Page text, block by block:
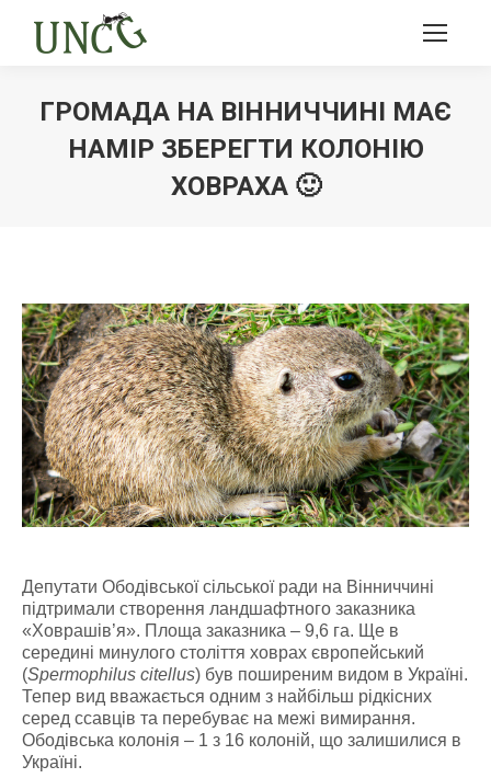
ГРОМАДА НА ВІННИЧЧИНІ МАЄ
НАМІР ЗБЕРЕГТИ КОЛОНІЮ
ХОВРАХА 🙂
Депутати Ободівської сільської ради на Вінниччині
підтримали створення ландшафтного заказника
«Ховрашів’я». Площа заказника – 9,6 га. Ще в
середині минулого століття ховрах європейський
(Spermophilus citellus) був поширеним видом в Україні.
Тепер вид вважається одним з найбільш рідкісних
серед ссавців та перебуває на межі вимирання.
Ободівська колонія – 1 з 16 колоній, що залишилися в
Україні.